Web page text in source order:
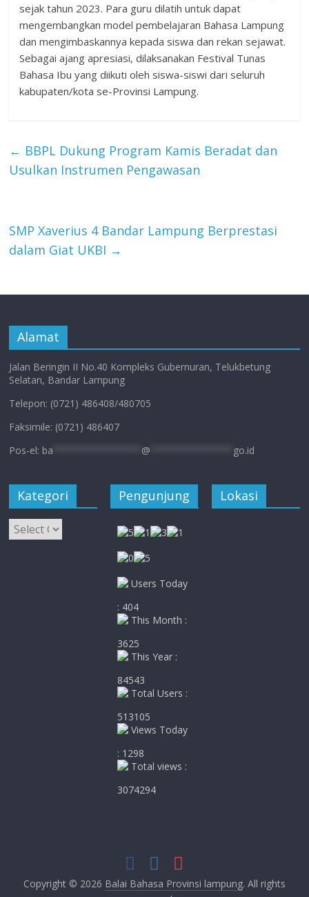
sejak tahun 2023. Para guru dilatih untuk dapat
mengembangkan model pembelajaran Bahasa Lampung
dan mengimbaskannya kepada siswa dan rekan sejawat.
Sebagai ajang apresiasi, dilaksanakan Festival Tunas
Bahasa Ibu yang diikuti oleh siswa-siswi dari seluruh
kabupaten/kota se-Provinsi Lampung.
← BBPL Dukung Program Kamis Beradat dan
Usulkan Instrumen Pengawasan
SMP Xaverius 4 Bandar Lampung Berprestasi
dalam Giat UKBI →
Alamat
Jalan Beringin II No.40 Kompleks Gubernuran, Telukbetung
Selatan, Bandar Lampung
Telepon: (0721) 486408/480705
Faksimile: (0721) 486407
Pos-el: ba @ go.id
Kategori
Kategori
Pengunjung
Users Today
: 404
This Month :
3625
This Year :
84543
Total Users :
513105
Views Today
: 1298
Total views :
3074294
Lokasi
Copyright © 2026 Balai Bahasa Provinsi lampung. All rights